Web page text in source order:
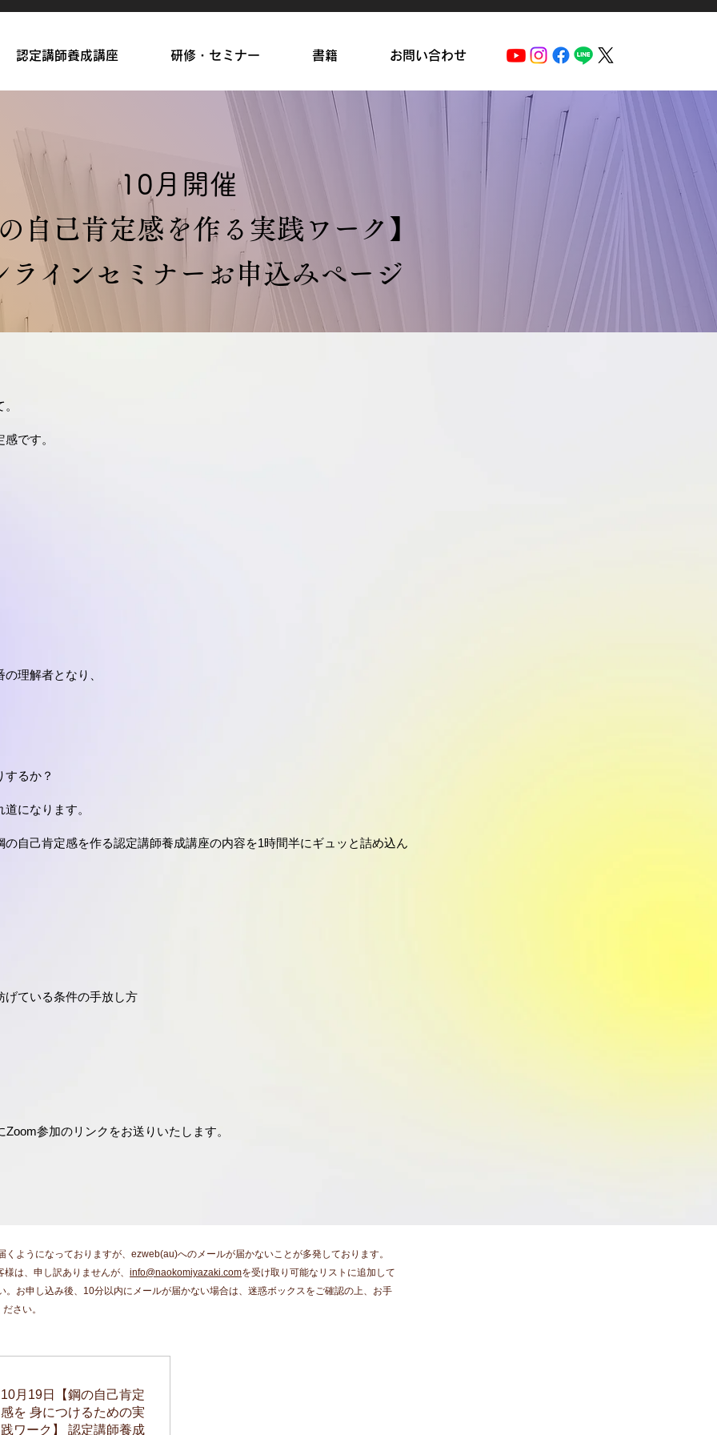
認定講師養成講座 研修・セミナー 書籍 お問い合わせ
​10月開催
自己肯定感を作る実践ワーク】
ラインセミナーお申込みページ
です。
理解者となり、
るか？
になります。
自己肯定感を作る認定講師養成講座の内容を1時間半にギュッと詰め込ん
げている条件の手放し方
参加のリンクをお送りいたします。​
ようになっておりますが、ezweb(au)へのメールが届かないことが多発しております。
は、申し訳ありませんが、 info@naokomiyazaki.comを受け取り可能なリストに追加して
お申し込み後、10分以内にメールが届かない場合は、迷惑ボックスをご確認の上、お手
さい。
10月19日【鋼の自己肯定
感を 身につけるための​実
践ワーク】 ​認定講師養成